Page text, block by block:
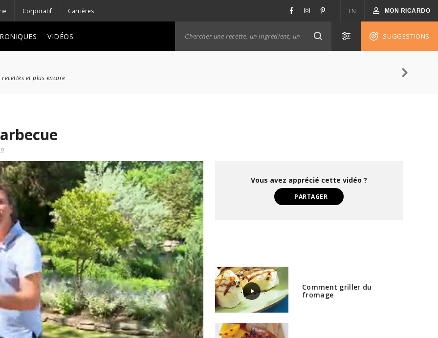
Corporatif Carrières EN MON RICARDO
VIDÉOS SUGGESTIONS
et plus encore
Vous avez apprécié cette vidéo ?
PARTAGER
Comment griller du
fromage